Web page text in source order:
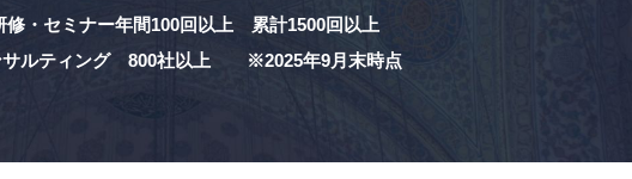
修・セミナー年間100回以上
累計1500回以上
サルティング 800社以上
※2025年9月末時点